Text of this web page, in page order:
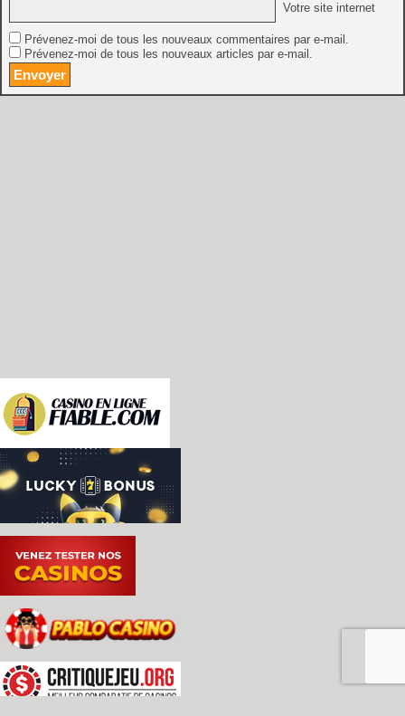
Votre site internet
Prévenez-moi de tous les nouveaux commentaires par e-mail.
Prévenez-moi de tous les nouveaux articles par e-mail.